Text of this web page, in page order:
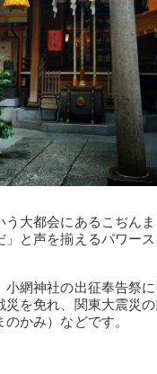
う大都会にあるこぢん
」と声を揃えるパワー
網神社の出征奉告祭
を免れ、関東大震災
かみ）などです。